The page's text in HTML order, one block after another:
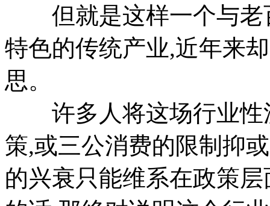
但就是这样一个与老
特色的传统产业,近年来
思。
许多人将这场行业性
策,或三公消费的限制抑
的兴衰只能维系在政策